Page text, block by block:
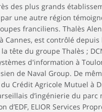
des plus grands
une autre région
franciliens. Thalès
Cannes, est contrôlé depuis
tête du groupe Thalès ;
d'information à
de Naval Group. De
Crédit Agricole Mutuel à
d’ingénierie du parc
d’EDF, ELIOR Services